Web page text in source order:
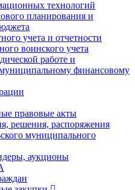
технологий
планирования и
учета и отчетности
воинского учета
работе и
финансовому
правовые акты
решения, распоряжения
муниципального
аукционы